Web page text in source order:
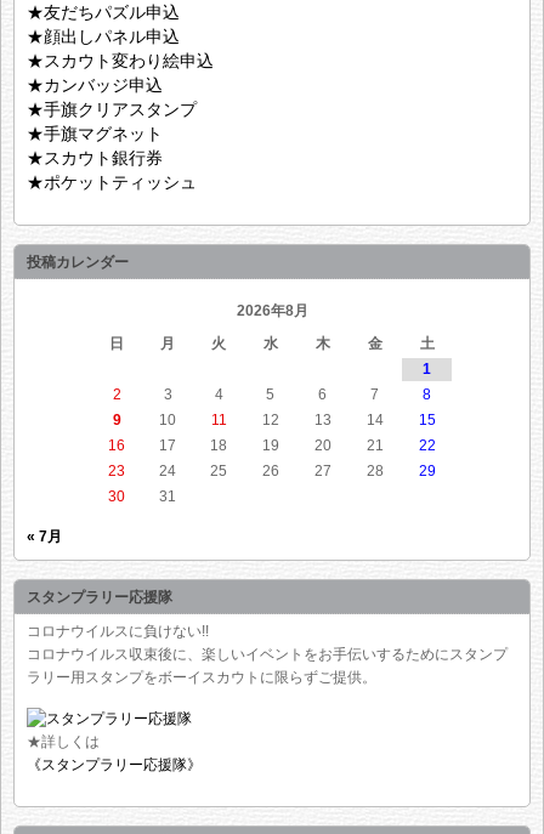
★友だちパズル申込
★顔出しパネル申込
★スカウト変わり絵申込
★カンバッジ申込
★手旗クリアスタンプ
★手旗マグネット
★スカウト銀行券
★ポケットティッシュ
投稿カレンダー
2026年8月
日
月 火 水 木 金
土
1
2
3 4 5 6 7
8
9
10 11 12 13 14
15
16
17 18 19 20 21
22
23
24 25 26 27 28
29
30
31
« 7月
スタンプラリー応援隊
コロナウイルスに負けない!!
コロナウイルス収束後に、楽しいイベントをお手伝いするためにスタンプ
ラリー用スタンプをボーイスカウトに限らずご提供。
★詳しくは
《スタンプラリー応援隊》